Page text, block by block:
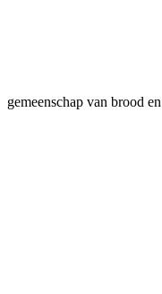
gemeenschap van brood